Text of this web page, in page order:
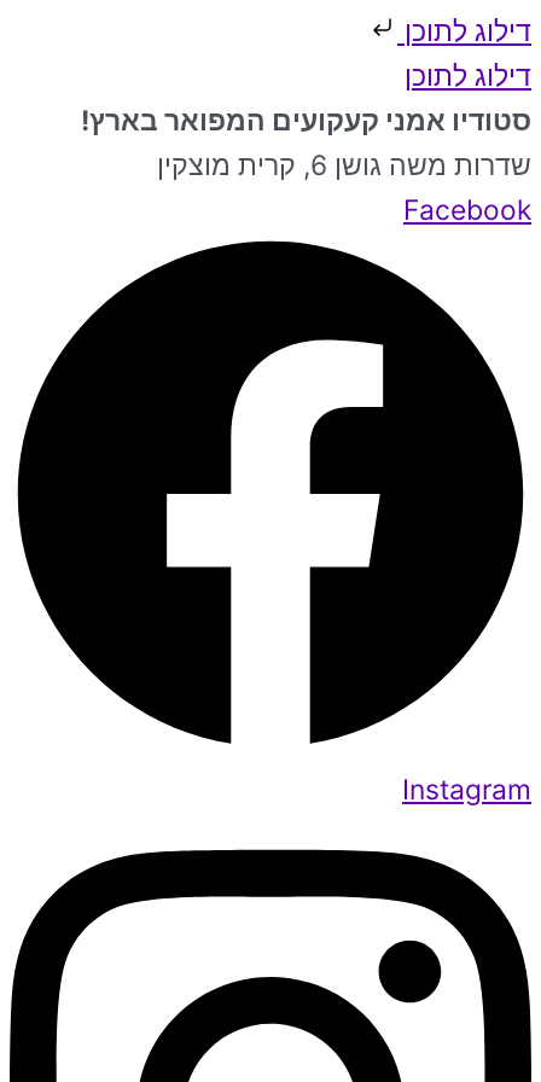
דילוג לתוכן
דילוג לתוכן
סטודיו אמני קעקועים המפואר בארץ!
שדרות משה גושן 6, קרית מוצקין
Facebook
Instagram